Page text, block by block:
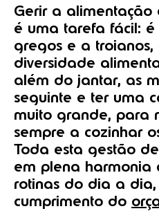
Gerir a
é uma tarefa fácil:
gregos e a
diversidade
além do jantar, as
seguinte e ter uma
muito grande, para
sempre a cozinhar
Toda esta gestão
em plena harmonia
rotinas do dia a
cumprimento do